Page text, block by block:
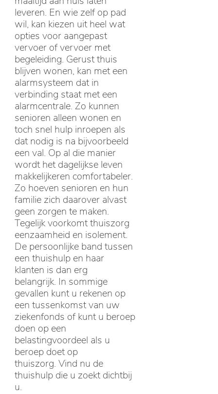
leveren. En wie zelf op pad
wil, kan kiezen uit heel wat
opties voor aangepast
vervoer of vervoer met
begeleiding. Gerust thuis
blijven wonen, kan met een
alarmsysteem dat in
verbinding staat met een
alarmcentrale. Zo kunnen
senioren alleen wonen en
toch snel hulp inroepen als
dat nodig is na bijvoorbeeld
een val. Op al die manier
wordt het dagelijkse leven
makkelijkeren comfortabeler.
Zo hoeven senioren en hun
familie zich daarover alvast
geen zorgen te maken.
Tegelijk voorkomt thuiszorg
eenzaamheid en isolement.
De persoonlijke band tussen
een thuishulp en haar
klanten is dan erg
belangrijk. In sommige
gevallen kunt u rekenen op
een tussenkomst van uw
ziekenfonds of kunt u beroep
doen op een
belastingvoordeel als u
beroep doet op
thuiszorg. Vind nu de
thuishulp die u zoekt dichtbij
u.